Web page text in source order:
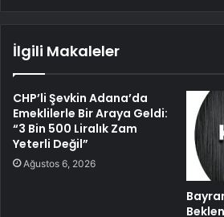
İlgili Makaleler
CHP’li Şevkin Adana’da
Emeklilerle Bir Araya Geldi:
“3 Bin 500 Liralık Zam
Yeterli Değil”
Ağustos 6, 2026